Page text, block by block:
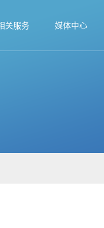
关服务 媒体中心